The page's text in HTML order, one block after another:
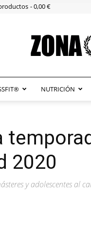
0,00 €
NUTRICIÓN
2020
y adolescentes al